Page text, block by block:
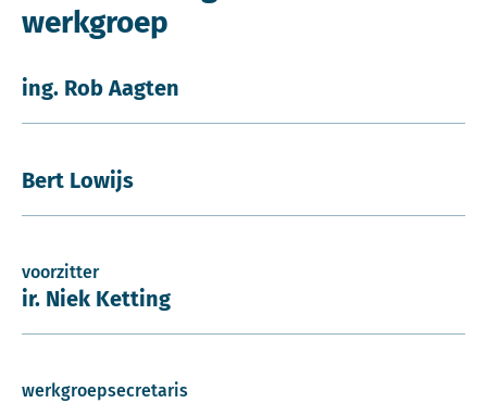
werkgroep
ing. Rob Aagten
Bert Lowijs
voorzitter
ir. Niek Ketting
werkgroepsecretaris